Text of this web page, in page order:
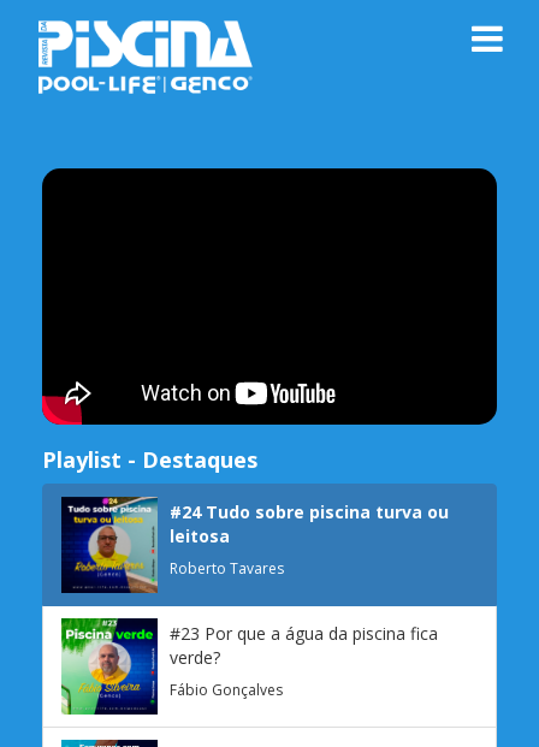
Playlist - Destaques
#24 Tudo sobre piscina turva ou
leitosa
Roberto Tavares
#23 Por que a água da piscina fica
verde?
Fábio Gonçalves